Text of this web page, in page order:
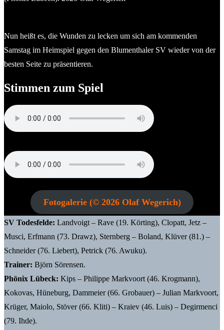
Nun heißt es, die Wunden zu lecken um sich am kommenden
Samstag im Heimspiel gegen den Blumenthaler SV wieder von der
besten Seite zu präsentieren.
Stimmen zum Spiel
Fotogalerie (© 2026 Olaf Wegerich)
SV Todesfelde: Landvoigt – Rave (19. Körting), Clopatt, Jetz –
Musci, Erfmann (73. Drawz), Sternberg – Boland, Klüver (81.) –
Schneider (76. Liebert), Petrick (76. Awuku).
Trainer: Björn Sörensen.
Phönix Lübeck: Kips – Philippe Markvoort (46. Krogmann),
Kokovas, Hüneburg, Dammeier (66. Grobauer) – Julian Markvoort,
Krüger, Maiolo, Stöver (66. Kliti) – Kraiev (46. Luis) – Degirmenci
(79. Ihde).